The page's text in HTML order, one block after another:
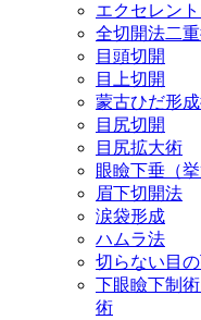
エクセレン
全切開法二
目頭切開
目上切開
蒙古ひだ形
目尻切開
目尻拡大術
眼瞼下垂（
眉下切開法
涙袋形成
ハムラ法
切らない目
下眼瞼下制
術